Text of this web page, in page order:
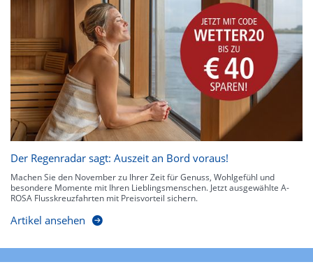
Der Regenradar sagt: Auszeit an Bord voraus!
Machen Sie den November zu Ihrer Zeit für Genuss, Wohlgefühl und
besondere Momente mit Ihren Lieblingsmenschen. Jetzt ausgewählte A-
ROSA Flusskreuzfahrten mit Preisvorteil sichern.
Artikel ansehen